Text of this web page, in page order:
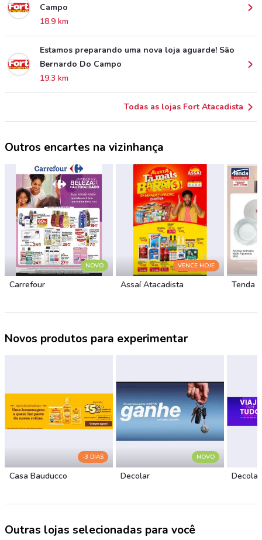
Campo
18.9 km
Estamos preparando uma nova loja aguarde! São
Bernardo Do Campo
19.3 km
Todas as lojas Fort Atacadista
Outros encartes na vizinhança
NOVO
Carrefour
VENCE HOJE
Assaí Atacadista Tenda
Novos produtos para experimentar
-3 DIAS
Casa Bauducco
NOVO
Decolar Decolar
Outras lojas selecionadas para você